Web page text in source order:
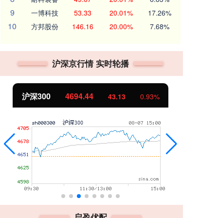
9 一博科技 53.33 20.01% 17.26%
10 方邦股份 146.16 20.00% 7.68%
沪深京行情 实时轮播
43.13 0.93% 北证50